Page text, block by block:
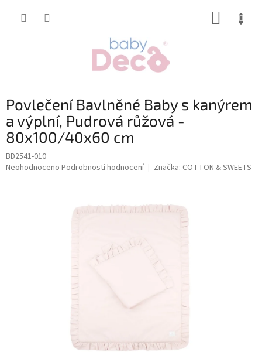
Povlečení Bavlněné Baby s kanýrem
a výplní, Pudrová růžová -
80x100/40x60 cm
BD2541-010
Průměrné
Neohodnoceno Podrobnosti hodnocení Značka: COTTON & SWEETS